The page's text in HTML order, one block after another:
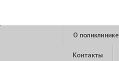
О поликлинике
Контакты